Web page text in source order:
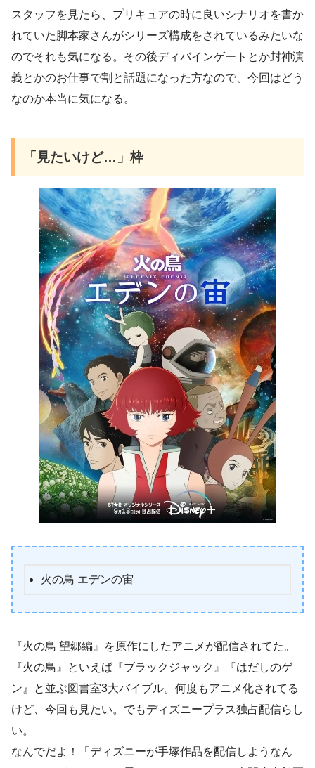
スタッフを見たら、プリキュアの時に良いシナリオを書か
れていた脚本家さんがシリーズ構成をされているみたいな
のでそれも気になる。その後ディバインゲートとか封神演
義とかのお仕事で割と話題になった方なので、今回はどう
なのか本当に気になる。
「見たいけど…」枠
火の鳥 エデンの宙
『火の鳥 望郷編』を原作にしたアニメが配信されてた。
『火の鳥』といえば『ブラックジャック』『はだしのゲ
ン』と並ぶ図書室3大バイブル。何度もアニメ化されてる
けど、今回も見たい。でもディズニープラス独占配信らし
い。
なんでだよ！「ディズニーが手塚作品を配信しようなん